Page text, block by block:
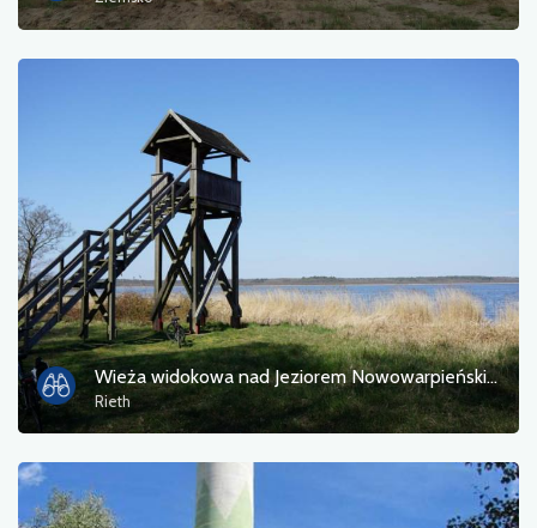
Wieża widokowa nad Jeziorem Nowowarpieńskim
Rieth
Przeprawa promowa
Przystanek kolejowy
Punkt widokowy
Serwis rowerowy i stacja napraw
Sport i rekreacja
Woda
Zabytek
Zabytkowe kościoły